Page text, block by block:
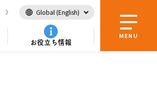
Global (English)
お役立ち情報
MENU